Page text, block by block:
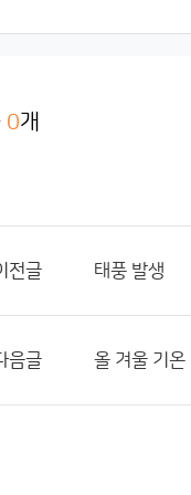
0개
전글 태풍 발생
음글 올 겨울 기온